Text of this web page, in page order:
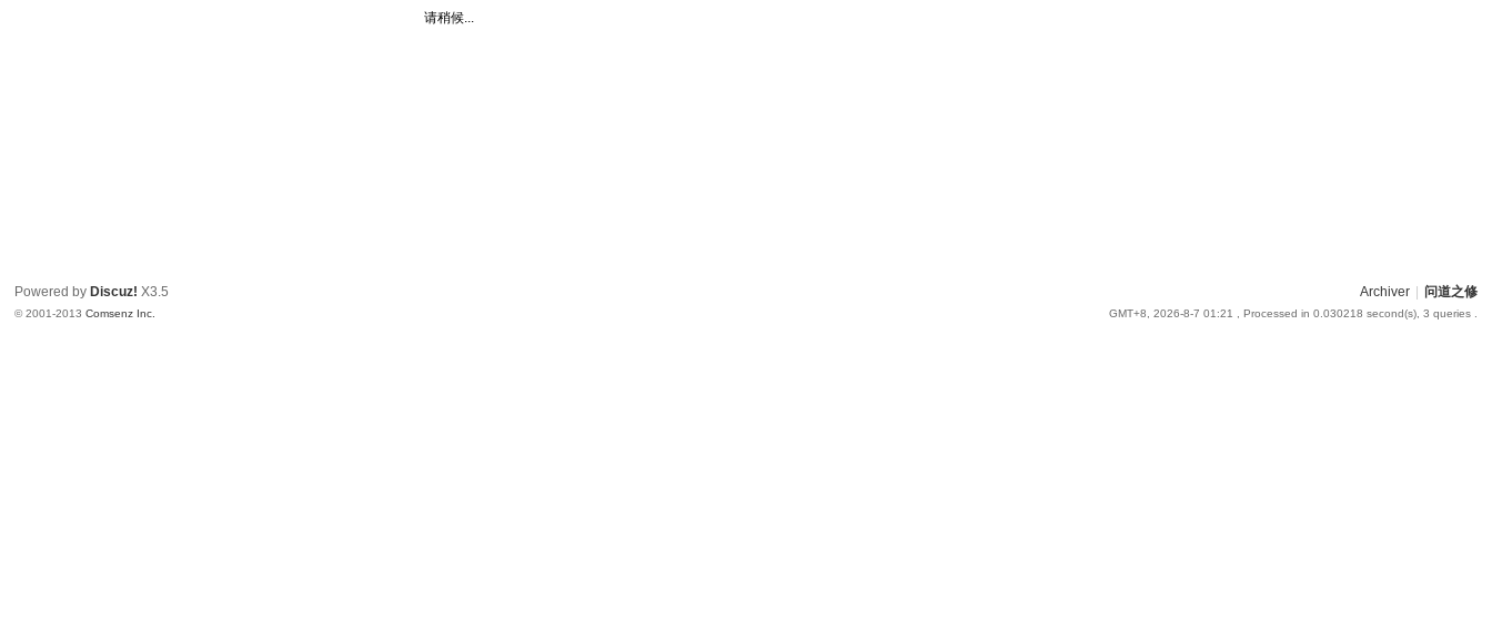
请稍候...
Archiver 问道之修
GMT+8, 2026-8-7 01:21 , Processed in 0.030218 second(s), 3 queries .
Powered by Discuz! X3.5
© 2001-2013Comsenz Inc.